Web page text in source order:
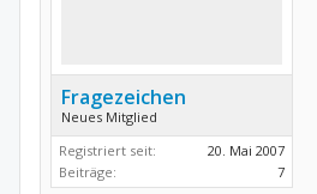
Fragezeichen
Neues Mitglied
Registriert seit:
20. Mai 2007
Beiträge:
7